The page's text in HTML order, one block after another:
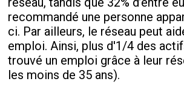
recommandé une personne
ci. Par ailleurs, le réseau peut
emploi. Ainsi, plus d'1/4 des
trouvé un emploi grâce à leur
les moins de 35 ans).